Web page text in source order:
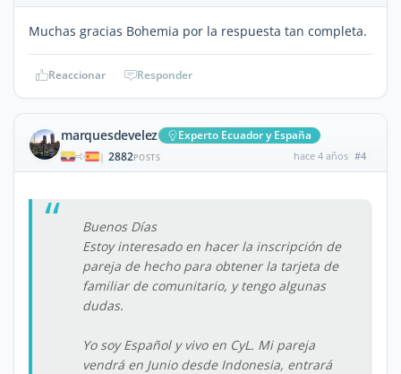
Muchas gracias Bohemia por la respuesta tan completa.
Reaccionar Responder
marquesdevelez Experto Ecuador y España
| 2882POSTS hace 4 años #4
Buenos Días
Estoy interesado en hacer la inscripción de
pareja de hecho para obtener la tarjeta de
familiar de comunitario, y tengo algunas
dudas.
Yo soy Español y vivo en CyL. Mi pareja
vendrá en Junio desde Indonesia, entrará